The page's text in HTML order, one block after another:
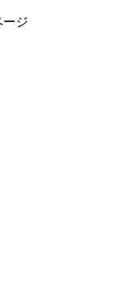
ージ